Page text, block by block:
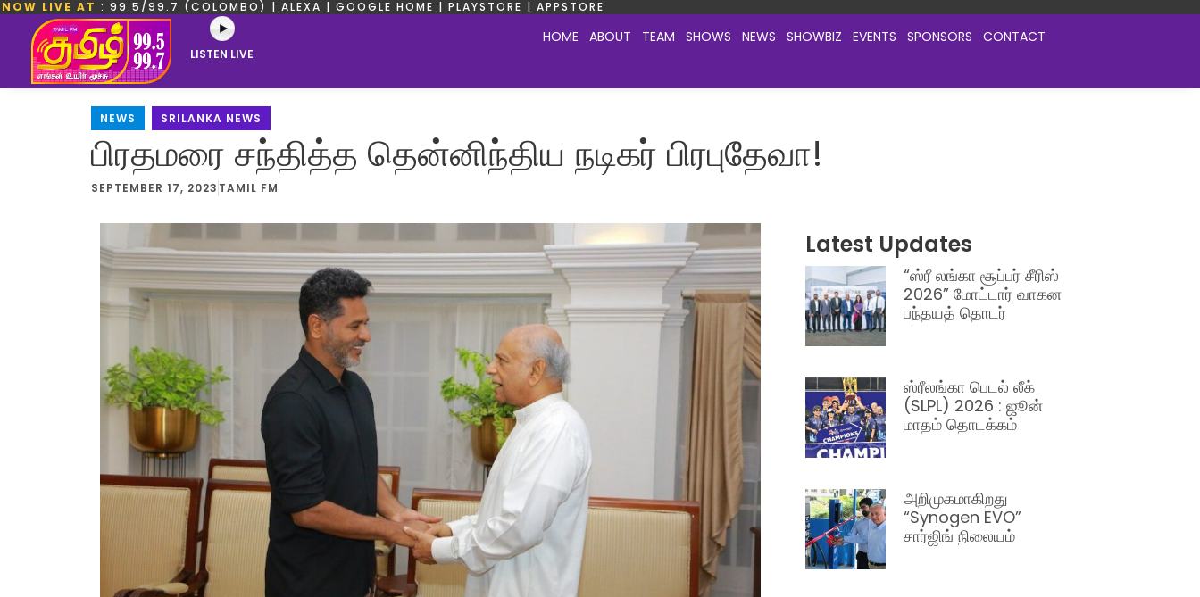
NOW LIVE AT : 99.5/99.7 (COLOMBO) | ALEXA | GOOGLE HOME | PLAYSTORE | APPSTORE
LISTEN LIVE
HOME ABOUT TEAM SHOWS NEWS SHOWBIZ EVENTS SPONSORS CONTACT
NEWS SRILANKA NEWS
பிரதமரை சந்தித்த தென்னிந்திய நடிகர் பிரபுதேவா!
SEPTEMBER 17, 2023 TAMIL FM
Latest Updates
“ஸ்ரீ லங்கா சூப்பர் சீரிஸ்
2026” மோட்டார் வாகன
பந்தயத் தொடர்
ஸ்ரீலங்கா பெடல் லீக்
(SLPL) 2026 : ஜூன்
மாதம் தொடக்கம்
அறிமுகமாகிறது
“Synogen EVO”
சார்ஜிங் நிலையம்